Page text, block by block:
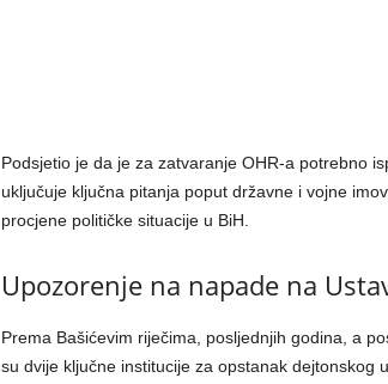
Podsjetio je da je za zatvaranje OHR-a potrebno
uključuje ključna pitanja poput državne i vojne
procjene političke situacije u BiH.
Upozorenje na napade na
Prema Bašićevim riječima, posljednjih godina, a
su dvije ključne institucije za opstanak dejtonskog